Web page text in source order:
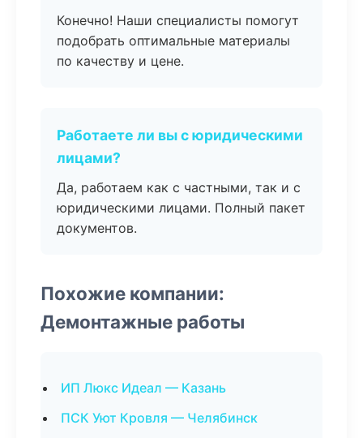
Конечно! Наши специалисты помогут
подобрать оптимальные материалы
по качеству и цене.
Работаете ли вы с юридическими
лицами?
Да, работаем как с частными, так и с
юридическими лицами. Полный пакет
документов.
Похожие компании:
Демонтажные работы
ИП Люкс Идеал — Казань
ПСК Уют Кровля — Челябинск